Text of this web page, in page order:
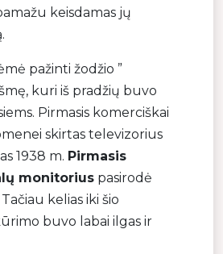
keisdamas jų
pažinti žodžio ”
kuri iš pradžių buvo
Pirmasis komerciškai
skirtas televizorius
1938 m. Pirmasis
monitorius pasirodė
kelias iki šio
buvo labai ilgas ir